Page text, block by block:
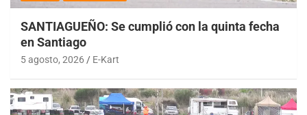
SANTIAGUEÑO: Se cumplió con la quinta fecha
en Santiago
5 agosto, 2026 E-Kart